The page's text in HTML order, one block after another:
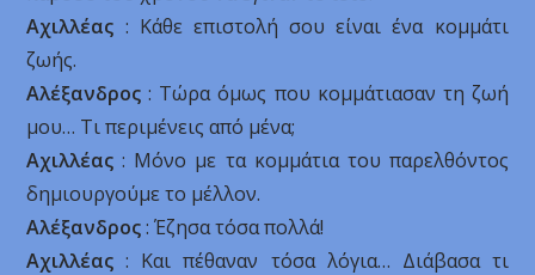
Αχιλλέας : Κάθε επιστολή σου είναι ένα κομμάτι
ζωής.
Αλέξανδρος: Τώρα όμως που κομμάτιασαν τη ζωή
μου… Τι περιμένεις από μένα;
Αχιλλέας: Μόνο με τα κομμάτια του παρελθόντος
δημιουργούμε το μέλλον.
Αλέξανδρος: Έζησα τόσα πολλά!
Αχιλλέας: Και πέθαναν τόσα λόγια… Διάβασα τι